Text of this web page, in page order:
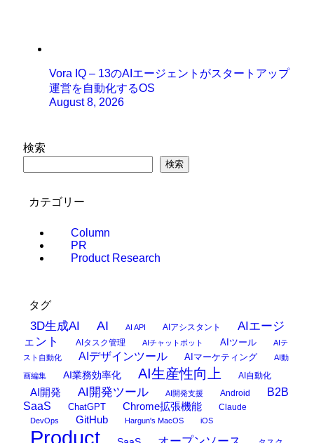
Vora IQ – 13のAIエージェントがスタートアップ
運営を自動化するOS
August 8, 2026
検索
検索
カテゴリー
Column
PR
Product Research
タグ
3D生成AI AI AI API AIアシスタント
AIエージ
ェント
AIタスク管理 AIチャットボット AIツール
AIテ
スト自動化
AIデザインツール AIマーケティング AI動
画編集 AI業務効率化 AI生産性向上 AI自動化
AI開発 AI開発ツール AI開発支援 Android
B2B
SaaS
ChatGPT Chrome拡張機能 Claude
DevOps GitHub Hargun's MacOS iOS
Product